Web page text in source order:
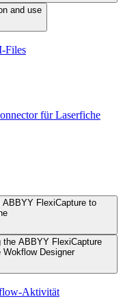
and use
Files
für Laserfiche
FlexiCapture to
the ABBYY FlexiCapture
Designer
Aktivität